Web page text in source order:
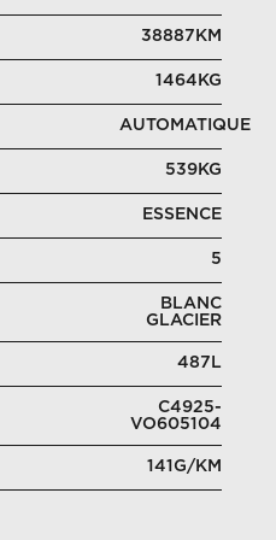
38887KM
1464KG
AUTOMATIQUE
539KG
ESSENCE
5
BLANC
GLACIER
487L
C4925-
VO605104
141G/KM